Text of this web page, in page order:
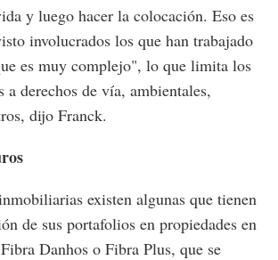
y luego hacer la colocación. Eso es
involucrados los que han trabajado
es muy complejo", lo que limita los
a derechos de vía, ambientales,
dijo Franck.
existen algunas que tienen
de sus portafolios en propiedades en
Danhos o Fibra Plus, que se